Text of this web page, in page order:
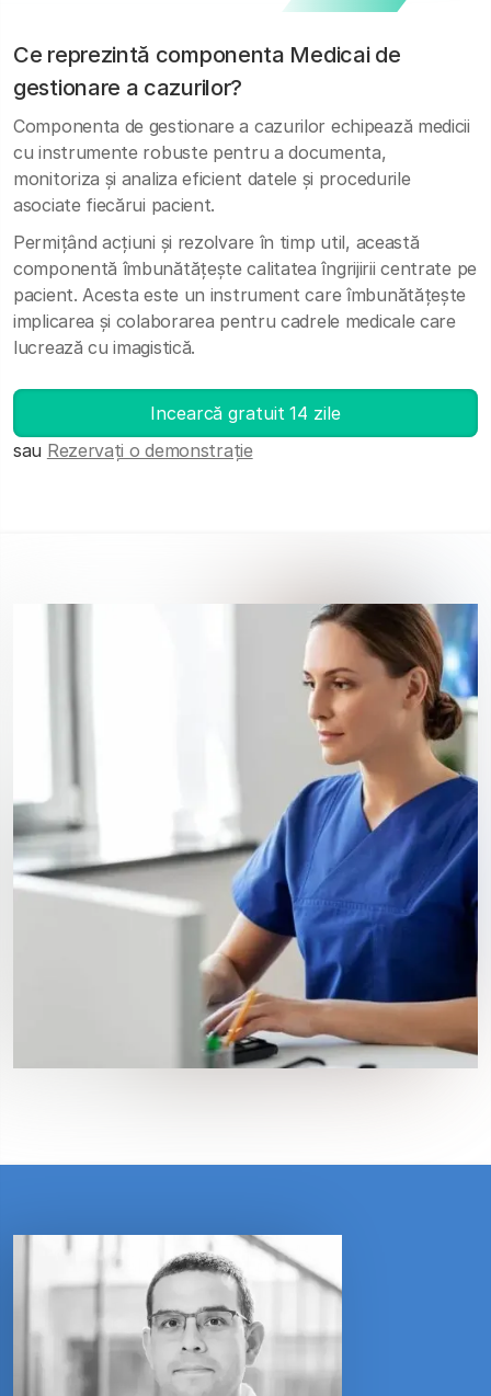
Ce reprezintă componenta Medicai de
gestionare a cazurilor?
Componenta de gestionare a cazurilor echipează medicii
cu instrumente robuste pentru a documenta,
monitoriza și analiza eficient datele și procedurile
asociate fiecărui pacient.
Permițând acțiuni și rezolvare în timp util, această
componentă îmbunătățește calitatea îngrijirii centrate pe
pacient. Acesta este un instrument care îmbunătățește
implicarea și colaborarea pentru cadrele medicale care
lucrează cu imagistică.
Incearcă gratuit 14 zile
sau Rezervați o demonstrație